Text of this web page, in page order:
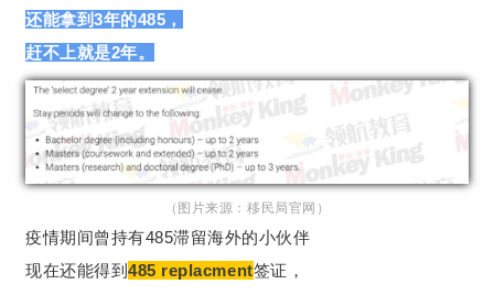
还能拿到3年的485，
赶不上就是2年。
（图片来源：移民局官网）
疫情期间曾持有485滞留海外的小伙伴
现在还能得到485 replacment签证，